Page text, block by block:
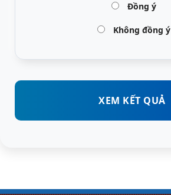
Đồng ý
Không đồng ý
XEM KẾT QUẢ